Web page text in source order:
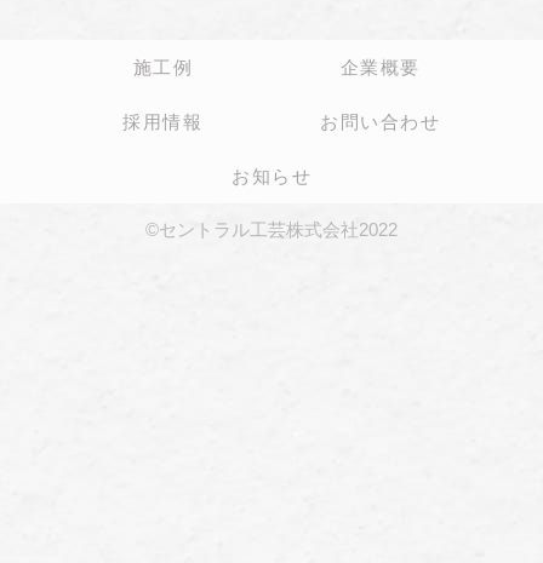
施工例 企業概要
採用情報 お問い合わせ
お知らせ
©セントラル工芸株式会社2022